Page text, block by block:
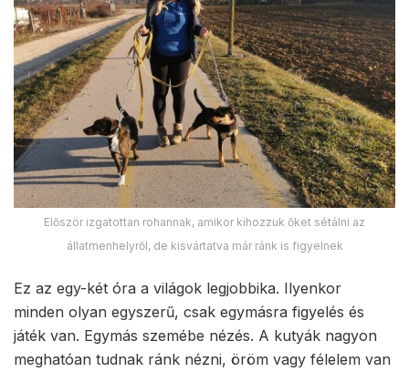
Először izgatottan rohannak, amikor kihozzuk őket sétálni az
állatmenhelyről, de kisvártatva már ránk is figyelnek
Ez az egy-két óra a világok legjobbika. Ilyenkor
minden olyan egyszerű, csak egymásra figyelés és
játék van. Egymás szemébe nézés. A kutyák nagyon
meghatóan tudnak ránk nézni, öröm vagy félelem van